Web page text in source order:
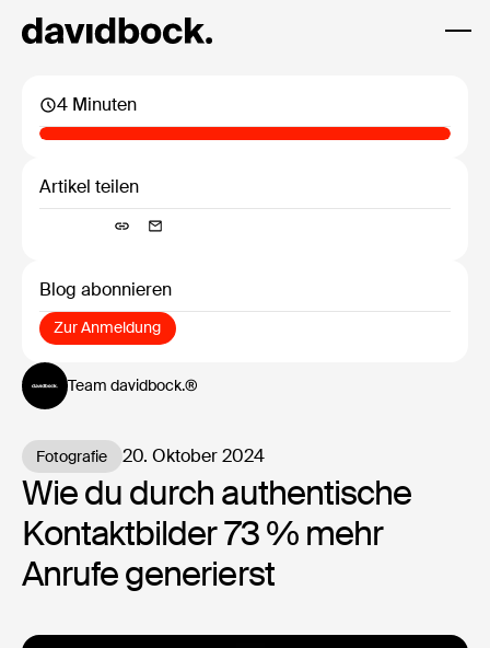
4 Minuten
Artikel teilen
Blog abonnieren
Zur Anmeldung
Zur Anmeldung
Team davidbock.®
Fotografie 20. Oktober 2024
Wie du durch authentische
Kontaktbilder 73 % mehr
Anrufe generierst